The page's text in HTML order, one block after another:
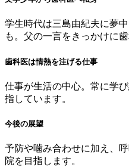
学生時代は三島由紀夫に夢
も。父の一言をきっかけに
歯科医は情熱を注げる仕事
仕事が生活の中心。常に学
指しています。
今後の展望
予防や噛み合わせに加え、
院を目指します。